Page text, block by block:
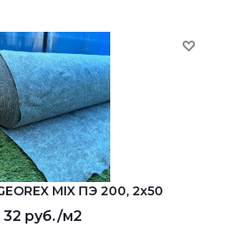
MIX ПЭ 200, 2х50
32 руб./м2